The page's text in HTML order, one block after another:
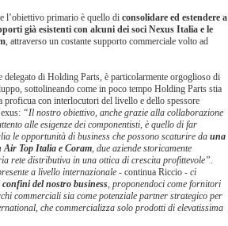
l’obiettivo primario è quello di consolidare ed estendere a
già esistenti con alcuni dei soci Nexus Italia e le
, attraverso un costante supporto commerciale volto ad
delegato di Holding Parts, è particolarmente orgoglioso di
sottolineando come in poco tempo Holding Parts stia
proficua con interlocutori del livello e dello spessore
“Il nostro obiettivo, anche grazie alla collaborazione
alle esigenze dei componentisti, è quello di far
le opportunità di business che possono scaturire da una
Air Top Italia e Coram, due aziende storicamente
rete distributiva in una ottica di crescita profittevole”.
a livello internazionale - continua Riccio - ci
del nostro business, proponendoci come fornitori
commerciali sia come potenziale partner strategico per
che commercializza solo prodotti di elevatissima